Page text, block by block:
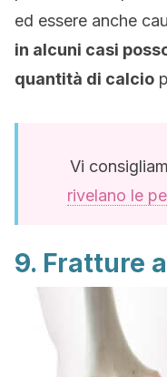
ed essere anche
in alcuni casi
quantità di calcio
Vi
rivelano le
9. Fratture